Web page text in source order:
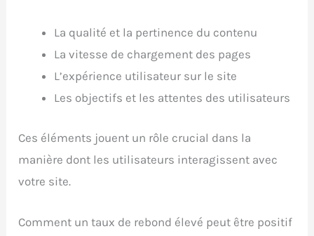
La qualité et la pertinence du contenu
La vitesse de chargement des pages
L’expérience utilisateur sur le site
Les objectifs et les attentes des utilisateurs
Ces éléments jouent un rôle crucial dans la
manière dont les utilisateurs interagissent avec
votre site.
Comment un taux de rebond élevé peut être positif